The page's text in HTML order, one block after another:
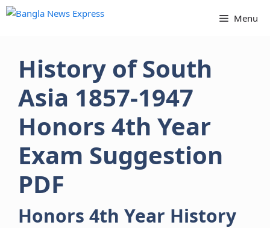
Skip
Menu
History of South
Asia 1857-1947
Honors 4th Year
Exam Suggestion
PDF
Honors 4th Year History